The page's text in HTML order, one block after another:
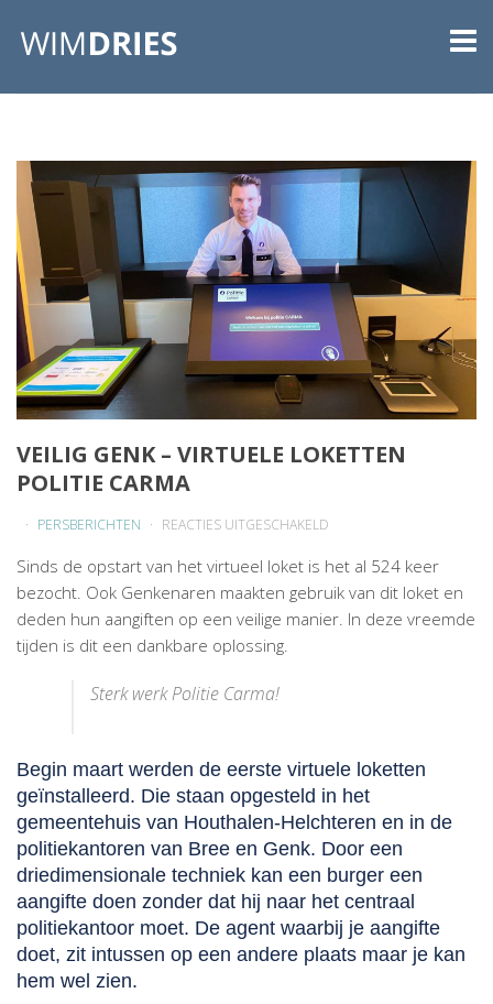
VEILIG GENK – VIRTUELE LOKETTEN
POLITIE CARMA
PERSBERICHTEN REACTIES UITGESCHAKELD
GENK
–
VIRTUELE
Sinds de opstart van het virtueel loket is het al 524 keer
bezocht. Ook Genkenaren maakten gebruik van dit loket en
deden hun aangiften op een veilige manier. In deze vreemde
tijden is dit een dankbare oplossing.
Sterk werk Politie Carma!
Begin maart werden de eerste virtuele loketten
geïnstalleerd. Die staan opgesteld in het
gemeentehuis van Houthalen-Helchteren en in de
politiekantoren van Bree en Genk. Door een
driedimensionale techniek kan een burger een
aangifte doen zonder dat hij naar het centraal
politiekantoor moet. De agent waarbij je aangifte
doet, zit intussen op een andere plaats maar je kan
hem wel zien.